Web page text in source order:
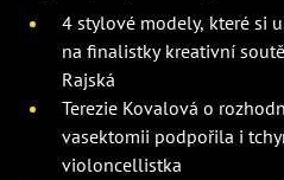
4 stylové modely, které si
na finalistky kreativní
Rajská
Terezie Kovalová o
vasektomii podpořila i
violoncellistka